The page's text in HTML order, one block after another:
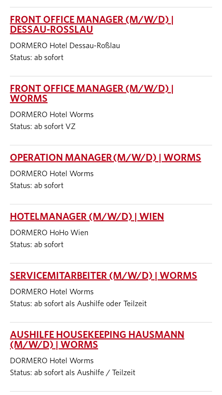
FRONT OFFICE MANAGER (M/W/D) |
DESSAU-ROSSLAU
DORMERO Hotel Dessau-Roßlau
Status: ab sofort
FRONT OFFICE MANAGER (M/W/D) |
WORMS
DORMERO Hotel Worms
Status: ab sofort VZ
OPERATION MANAGER (M/W/D) | WORMS
DORMERO Hotel Worms
Status: ab sofort
HOTELMANAGER (M/W/D) | WIEN
DORMERO HoHo Wien
Status: ab sofort
SERVICEMITARBEITER (M/W/D) | WORMS
DORMERO Hotel Worms
Status: ab sofort als Aushilfe oder Teilzeit
AUSHILFE HOUSEKEEPING HAUSMANN
(M/W/D) | WORMS
DORMERO Hotel Worms
Status: ab sofort als Aushilfe / Teilzeit